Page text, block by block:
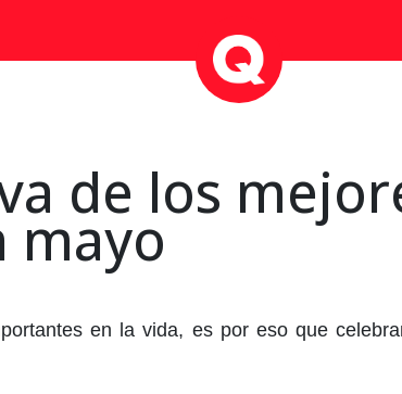
de los
mayo
en la vida, es por eso que